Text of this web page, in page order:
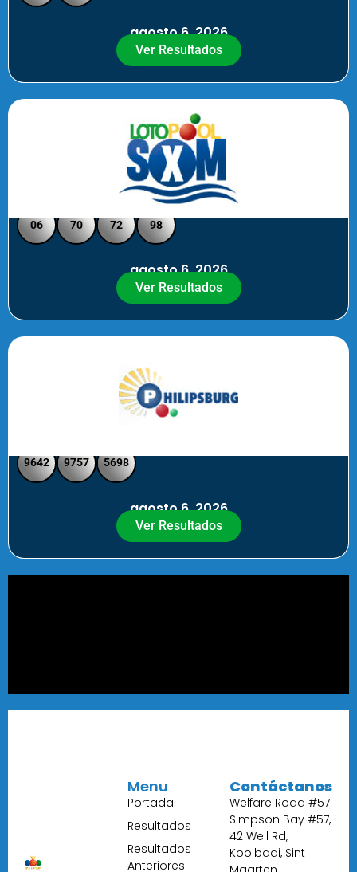
agosto 6, 2026
Ver Resultados
Loto Pool SXM Noche
06 70 72 98
agosto 6, 2026
Ver Resultados
9642 9757 5698
agosto 6, 2026
Ver Resultados
Menu
Portada
Resultados
Resultados
Anteriores
Contáctanos
Welfare Road #57
Simpson Bay #57,
42 Well Rd,
Koolbaai, Sint